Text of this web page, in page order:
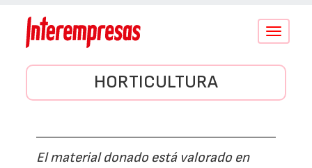
Conmutar
HORTICULTURA
El material donado está valorado en